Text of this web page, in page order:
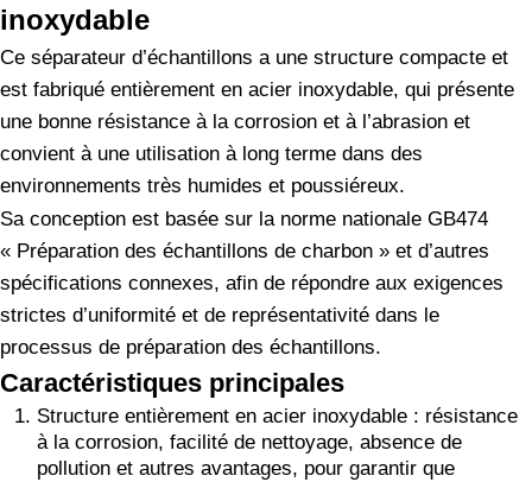
inoxydable
Ce séparateur d’échantillons a une structure compacte et
est fabriqué entièrement en acier inoxydable, qui présente
une bonne résistance à la corrosion et à l’abrasion et
convient à une utilisation à long terme dans des
environnements très humides et poussiéreux.
Sa conception est basée sur la norme nationale GB474
« Préparation des échantillons de charbon » et d’autres
spécifications connexes, afin de répondre aux exigences
strictes d’uniformité et de représentativité dans le
processus de préparation des échantillons.
Caractéristiques principales
Structure entièrement en acier inoxydable : résistance
à la corrosion, facilité de nettoyage, absence de
pollution et autres avantages, pour garantir que